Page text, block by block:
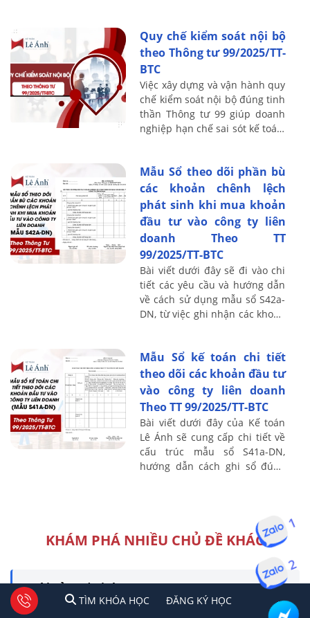
rõ ...
Quy chế kiểm soát nội bộ
theo Thông tư 99/2025/TT-
BTC
Việc xây dựng và vận hành quy
chế kiểm soát nội bộ đúng tinh
thần Thông tư 99 giúp doanh
nghiệp hạn chế sai sót kế toán,
Mẫu Sổ theo dõi phần bù
các khoản chênh lệch
phát sinh khi mua khoản
đầu tư vào công ty liên
doanh Theo TT
99/2025/TT-BTC
Bài viết dưới đây sẽ đi vào chi
tiết các yêu cầu và hướng dẫn
về cách sử dụng mẫu sổ S42a-
DN, từ việc ghi nhận các khoản
Mẫu Sổ kế toán chi tiết
theo dõi các khoản đầu tư
vào công ty liên doanh
Theo TT 99/2025/TT-BTC
Bài viết dưới đây của Kế toán
Lê Ánh sẽ cung cấp chi tiết về
cấu trúc mẫu sổ S41a-DN,
hướng dẫn cách ghi sổ đúng
KHÁM PHÁ NHIỀU CHỦ ĐỀ KHÁC
Tài Sản Cố Định
TÌM KHÓA HỌC
ĐĂNG KÍ HỌC
1 2 Tư vấn facebook
TÌM KHÓA HỌC ĐĂNG KÝ HỌC
1
2